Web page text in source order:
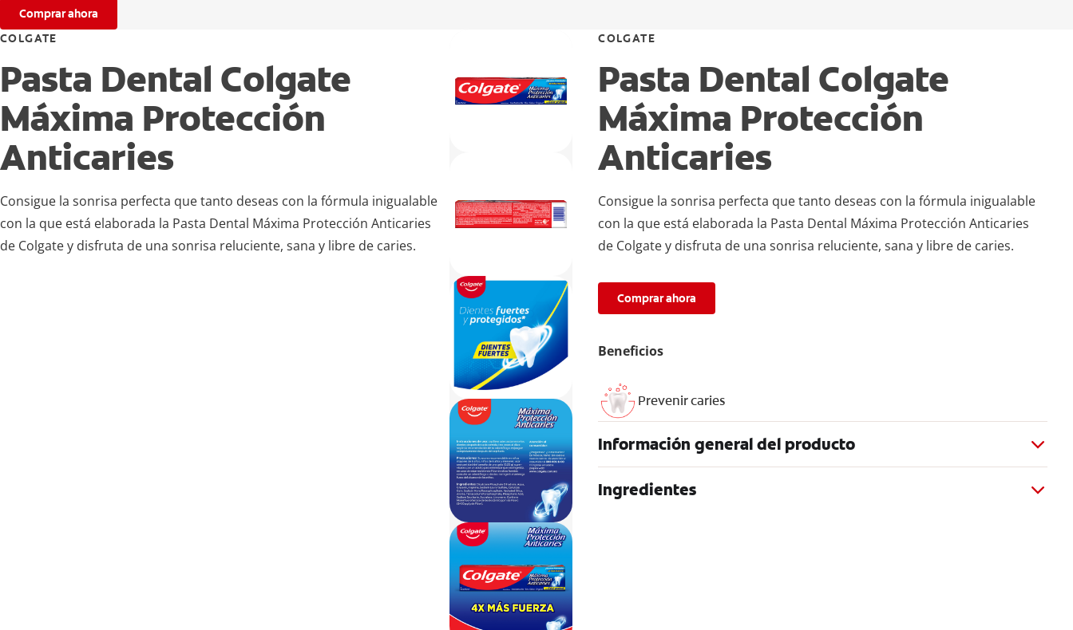
Comprar ahora
COLGATE
Pasta Dental Colgate
Máxima Protección
Anticaries
Consigue la sonrisa perfecta que tanto deseas con la fórmula inigualable
con la que está elaborada la Pasta Dental Máxima Protección Anticaries
de Colgate y disfruta de una sonrisa reluciente, sana y libre de caries.
COLGATE
Pasta Dental Colgate
Máxima Protección
Anticaries
Consigue la sonrisa perfecta que tanto deseas con la fórmula inigualable
con la que está elaborada la Pasta Dental Máxima Protección Anticaries
de Colgate y disfruta de una sonrisa reluciente, sana y libre de caries.
Comprar ahora
Beneficios
Prevenir caries
Información general del producto
Ingredientes